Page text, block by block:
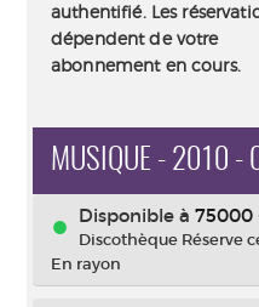
authentifié. Les
dépendent de votre
abonnement en cours.
MUSIQUE - 2010 -
Disponible à 75000
Discothèque Réserve
En rayon